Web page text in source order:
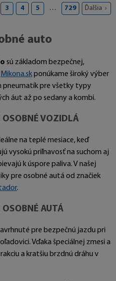
3 4 5 … 729 Ďalšia
auto
sú základom bezpečnej,
Mikona.skponúkame široký výber
pneumatík pre všetky typy
áut až po sedany a kombi.
OSOBNÉ VOZIDLÁ
na teplé mesiace, keď
vysokú priľnavosť na suchom aj
k úspore paliva. V našej
pre osobné autá od značiek
.
OSOBNÉ AUTÁ
pre bezpečnú jazdu pri
Vďaka špeciálnej zmesi a
a kratšiu brzdnú dráhu v